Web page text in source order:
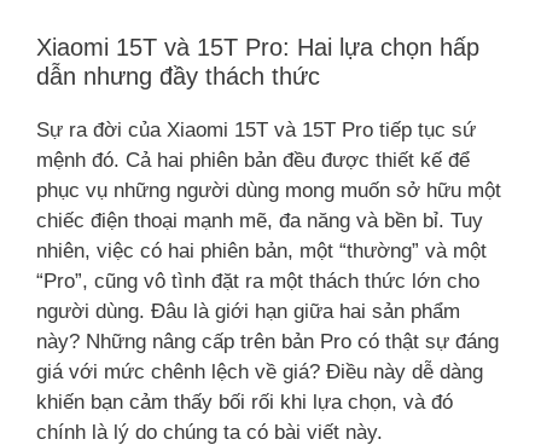
Xiaomi 15T và 15T Pro: Hai lựa chọn hấp
dẫn nhưng đầy thách thức
Sự ra đời của Xiaomi 15T và 15T Pro tiếp tục sứ
mệnh đó. Cả hai phiên bản đều được thiết kế để
phục vụ những người dùng mong muốn sở hữu một
chiếc điện thoại mạnh mẽ, đa năng và bền bỉ. Tuy
nhiên, việc có hai phiên bản, một “thường” và một
“Pro”, cũng vô tình đặt ra một thách thức lớn cho
người dùng. Đâu là giới hạn giữa hai sản phẩm
này? Những nâng cấp trên bản Pro có thật sự đáng
giá với mức chênh lệch về giá? Điều này dễ dàng
khiến bạn cảm thấy bối rối khi lựa chọn, và đó
chính là lý do chúng ta có bài viết này.